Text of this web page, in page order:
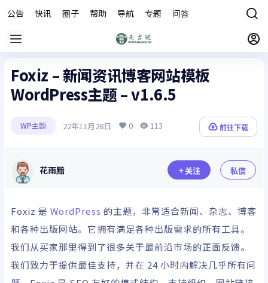
公告 快讯 圈子 帮助 导航 专题 问答
Foxiz – 新闻资讯博客网站模板
WordPress主题 – v1.6.5
WP主题 22年11月28日 0 113 前往下载
花雨黯 关注 私信
Foxiz 是 WordPress 的主题，非常适合新闻、杂志、博客
和各种出版网站。它拥有满足各种出版需求的所有工具。
我们从买家那里得到了很多关于最前沿市场的正面反馈。
我们致力于提供最佳支持，并在 24 小时内解决几乎所有问